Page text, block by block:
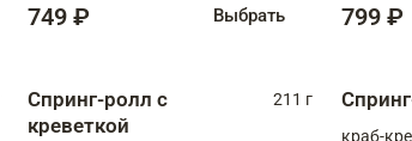
749 ₽ Выбрать 799 ₽
Спринг-ролл с
креветкой
211 г
краб-